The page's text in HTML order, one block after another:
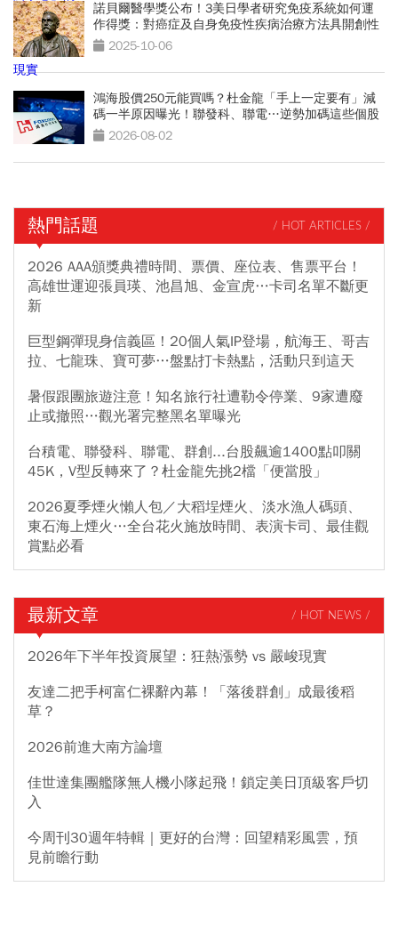
諾貝爾醫學獎公布！3美日學者研究免疫系統如何運
作得獎：對癌症及自身免疫性疾病治療方法具開創性
2025-10-06
鴻海股價250元能買嗎？杜金龍「手上一定要有」減
碼一半原因曝光！聯發科、聯電…逆勢加碼這些個股
2026-08-02
熱門話題 / HOT ARTICLES /
2026 AAA頒獎典禮時間、票價、座位表、售票平台！
高雄世運迎張員瑛、池昌旭、金宣虎…卡司名單不斷更
新
巨型鋼彈現身信義區！20個人氣IP登場，航海王、哥吉
拉、七龍珠、寶可夢…盤點打卡熱點，活動只到這天
暑假跟團旅遊注意！知名旅行社遭勒令停業、9家遭廢
止或撤照…觀光署完整黑名單曝光
台積電、聯發科、聯電、群創...台股飆逾1400點叩關
45K，V型反轉來了？杜金龍先挑2檔「便當股」
2026夏季煙火懶人包／大稻埕煙火、淡水漁人碼頭、
東石海上煙火…全台花火施放時間、表演卡司、最佳觀
賞點必看
最新文章 / HOT NEWS /
2026年下半年投資展望：狂熱漲勢 vs 嚴峻現實
友達二把手柯富仁裸辭內幕！「落後群創」成最後稻
草？
2026前進大南方論壇
佳世達集團艦隊無人機小隊起飛！鎖定美日頂級客戶切
入
今周刊30週年特輯｜更好的台灣：回望精彩風雲，預
見前瞻行動